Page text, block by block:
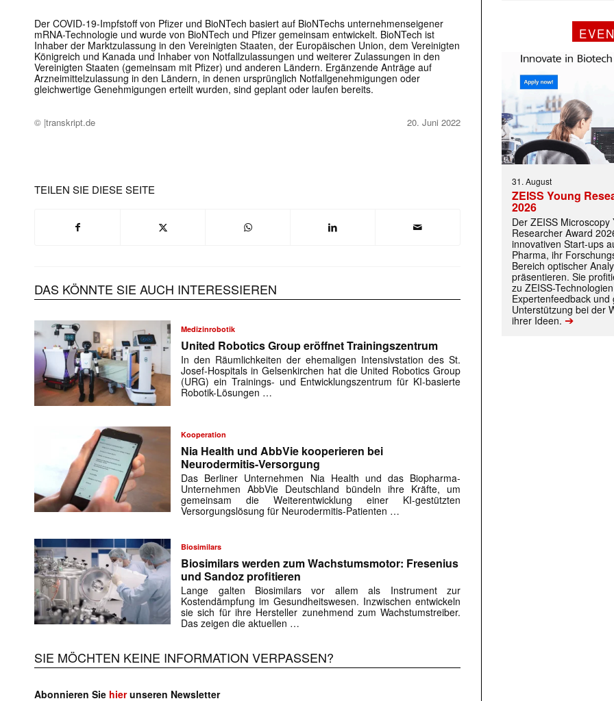
Mit dem |transkript-Newsletter jede Woche aktuell
(erforderlich)
Der COVID-19-Impfstoff von Pfizer und BioNTech basiert auf BioNTechs unternehmenseigener
mRNA-Technologie und wurde von BioNTech und Pfizer gemeinsam entwickelt. BioNTech ist
Inhaber der Marktzulassung in den Vereinigten Staaten, der Europäischen Union, dem Vereinigten
Königreich und Kanada und Inhaber von Notfallzulassungen und weiterer Zulassungen in den
Vereinigten Staaten (gemeinsam mit Pfizer) und anderen Ländern. Ergänzende Anträge auf
Arzneimittelzulassung in den Ländern, in denen ursprünglich Notfallgenehmigungen oder
gleichwertige Genehmigungen erteilt wurden, sind geplant oder laufen bereits.
© |transkript.de 20. Juni 2022
TEILEN SIE DIESE SEITE
DAS KÖNNTE SIE AUCH INTERESSIEREN
Medizinrobotik
United Robotics Group eröffnet Trainingszentrum
In den Räumlichkeiten der ehemaligen Intensivstation des St.
Josef-Hospitals in Gelsenkirchen hat die United Robotics Group
(URG) ein Trainings- und Entwicklungszentrum für KI-basierte
Robotik-Lösungen …
Kooperation
Nia Health und AbbVie kooperieren bei
Neurodermitis-Versorgung
Das Berliner Unternehmen Nia Health und das Biopharma-
Unternehmen AbbVie Deutschland bündeln ihre Kräfte, um
gemeinsam die Weiterentwicklung einer KI-gestützten
Versorgungslösung für Neurodermitis-Patienten …
Biosimilars
Biosimilars werden zum Wachstumsmotor: Fresenius
und Sandoz profitieren
Lange galten Biosimilars vor allem als Instrument zur
Kostendämpfung im Gesundheitswesen. Inzwischen entwickeln
sie sich für ihre Hersteller zunehmend zum Wachstumstreiber.
Das zeigen die aktuellen …
SIE MÖCHTEN KEINE INFORMATION VERPASSEN?
Abonnieren Sie hierunseren Newsletter
31. August
ZEISS Young
2026
Der ZEISS Microscopy
Researcher Award
innovativen Start-ups
Pharma, ihr
Bereich optischer
präsentieren. Sie
zu ZEISS-
Expertenfeedback und
Unterstützung bei der
ihrer Ideen. ➔